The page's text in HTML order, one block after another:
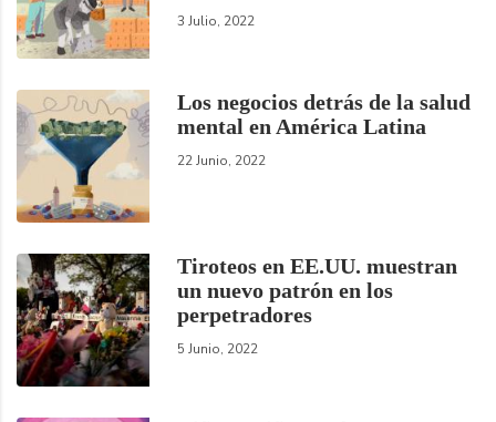
3 Julio, 2022
Los negocios detrás de la salud
mental en América Latina
22 Junio, 2022
Tiroteos en EE.UU. muestran
un nuevo patrón en los
perpetradores
5 Junio, 2022